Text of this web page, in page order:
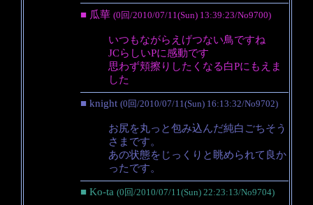
■ 瓜華 (0回/2010/07/11(Sun) 13:39:23/No9700)
いつもながらえげつない鳥ですね
JCらしいPに感動です
思わず頬擦りしたくなる白Pにもえま
した
■ knight (0回/2010/07/11(Sun) 16:13:32/No9702)
お尻を丸っと包み込んだ純白ごちそう
さまです。
あの状態をじっくりと眺められて良か
ったです。
■ Ko-ta (0回/2010/07/11(Sun) 22:23:13/No9704)